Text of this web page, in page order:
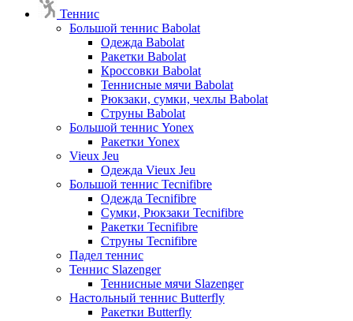
Теннис
Большой теннис Babolat
Одежда Babolat
Ракетки Babolat
Кроссовки Babolat
Теннисные мячи Babolat
Рюкзаки, сумки, чехлы Babolat
Струны Babolat
Большой теннис Yonex
Ракетки Yonex
Vieux Jeu
Одежда Vieux Jeu
Большой теннис Tecnifibre
Одежда Tecnifibre
Сумки, Рюкзаки Tecnifibre
Ракетки Tecnifibre
Струны Tecnifibre
Падел теннис
Теннис Slazenger
Теннисные мячи Slazenger
Настольный теннис Butterfly
Ракетки Butterfly